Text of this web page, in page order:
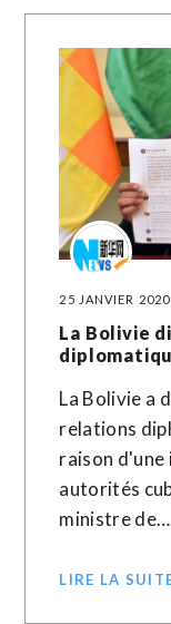
25 JANVIER 2020
La Bolivie
La Bolivie a
relations
raison d'une
autorités
ministre de…
LIRE LA